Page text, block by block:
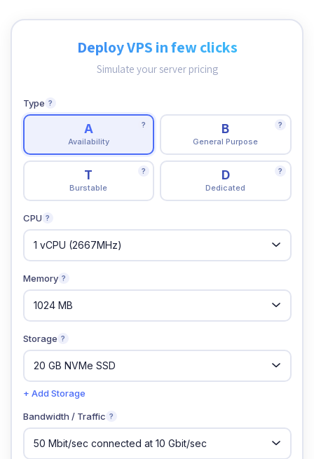
Deploy VPS in few clicks
Simulate your server pricing
Type ?
A
Availability
? B
General Purpose
?
T
Burstable
? D
Dedicated
?
CPU ?
Memory ?
Storage ?
+ Add Storage
Bandwidth / Traffic ?